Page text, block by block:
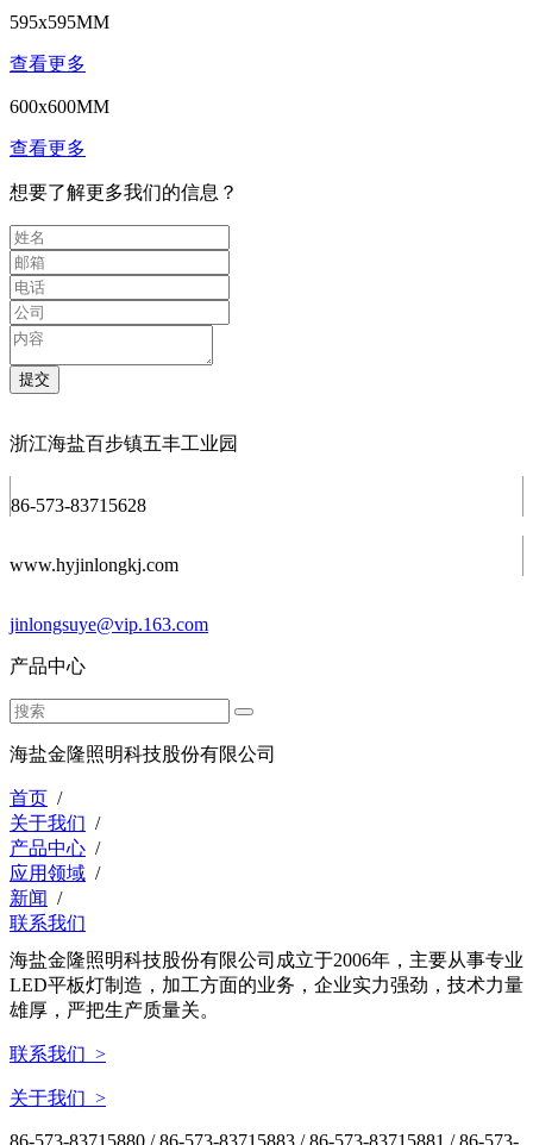
595x595MM
查看更多
600x600MM
查看更多
想要了解更多我们的信息？
浙江海盐百步镇五丰工业园
86-573-83715628
www.hyjinlongkj.com
jinlongsuye@vip.163.com
产品中心
海盐金隆照明科技股份有限公司
首页 /
关于我们 /
产品中心 /
应用领域 /
新闻 /
联系我们
海盐金隆照明科技股份有限公司成立于2006年，主要从事专业
LED平板灯制造，加工方面的业务，企业实力强劲，技术力量
雄厚，严把生产质量关。
联系我们 >
关于我们 >
86-573-83715880 / 86-573-83715883 / 86-573-83715881 / 86-573-